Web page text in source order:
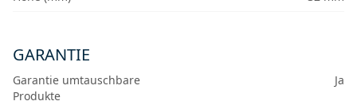
GARANTIE
Garantie umtauschbare
Produkte
Ja